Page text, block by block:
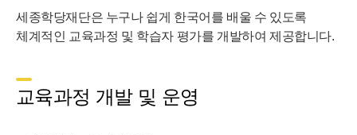
세종학당재단은 누구나 쉽게 한국어를 배울 수 있도록
체계적인 교육과정 및 학습자 평가를 개발하여 제공합니다.
교육과정 개발 및 운영